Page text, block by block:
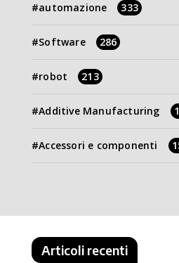
automazione 333
Software 286
robot 213
Additive Manufacturing
Accessori e componenti
Articoli recenti